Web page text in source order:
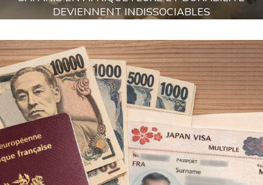
DEVIENNENT INDISSOCIABLES